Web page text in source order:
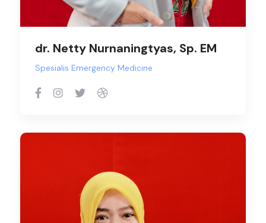
dr. Netty Nurnaningtyas, Sp. EM
Spesialis Emergency Medicine